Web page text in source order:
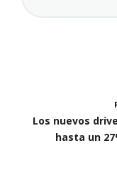
Los nuevos
hasta un